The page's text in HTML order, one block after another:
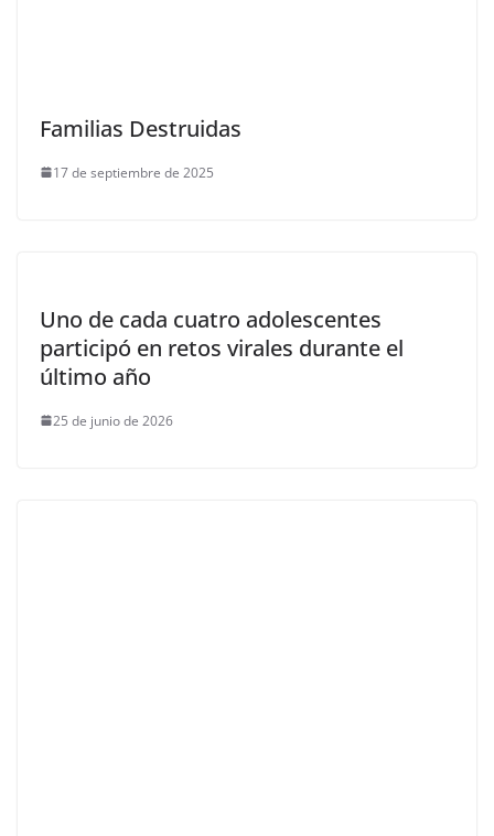
Familias Destruidas
17 de septiembre de 2025
Uno de cada cuatro adolescentes
participó en retos virales durante el
último año
25 de junio de 2026